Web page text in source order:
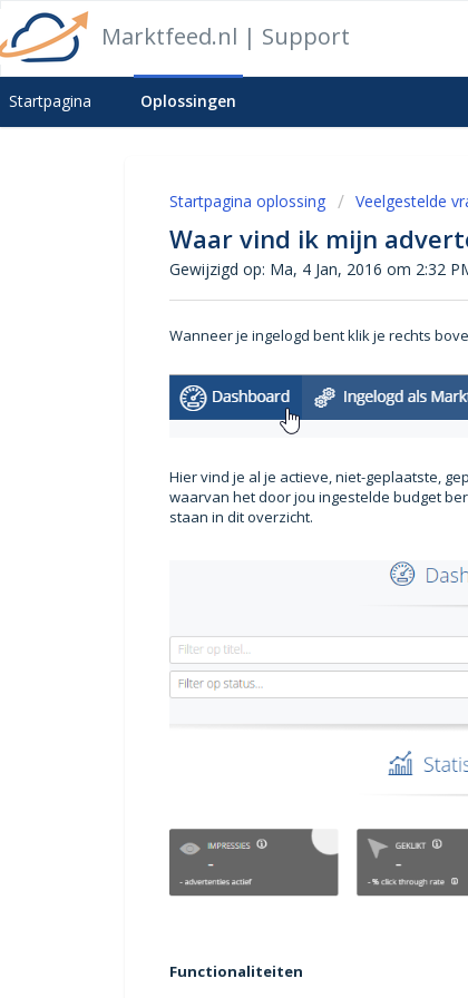
Marktfeed.nl | Support
Startpagina Oplossingen
Startpagina oplossing Veelgestelde
Waar vind ik mijn
Gewijzigd op: Ma, 4 Jan, 2016 om 2:32
Wanneer je ingelogd bent klik je rechts
Hier vind je al je actieve, niet-geplaatste,
waarvan het door jou ingestelde budget
staan in dit overzicht.
Functionaliteiten